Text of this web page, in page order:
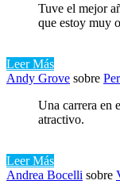
Tuve el mejor
que estoy muy
Leer Más
Andy Grove sobre
Una carrera en
atractivo.
Leer Más
Andrea Bocelli sobre